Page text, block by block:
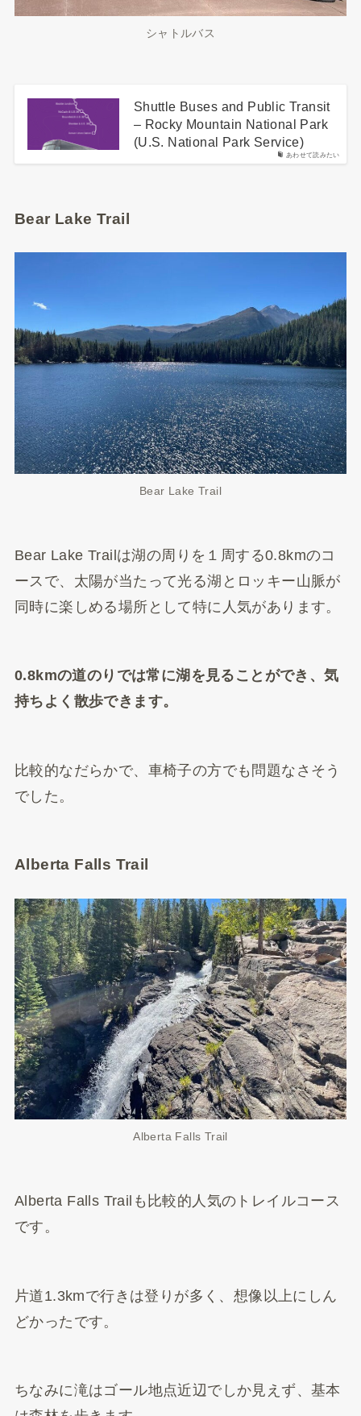
シャトルバス
あわせて読みたい
Shuttle Buses and Public Transit
– Rocky Mountain National Park
(U.S. National Park Service)
Bear Lake Trail
Bear Lake Trail
Bear Lake Trailは湖の周りを１周する0.8kmのコ
ースで、太陽が当たって光る湖とロッキー山脈が
同時に楽しめる場所として特に人気があります。
0.8kmの道のりでは常に湖を見ることができ、気
持ちよく散歩できます。
比較的なだらかで、車椅子の方でも問題なさそう
でした。
Alberta Falls Trail
Alberta Falls Trail
Alberta Falls Trailも比較的人気のトレイルコース
です。
片道1.3kmで行きは登りが多く、想像以上にしん
どかったです。
ちなみに滝はゴール地点近辺でしか見えず、基本